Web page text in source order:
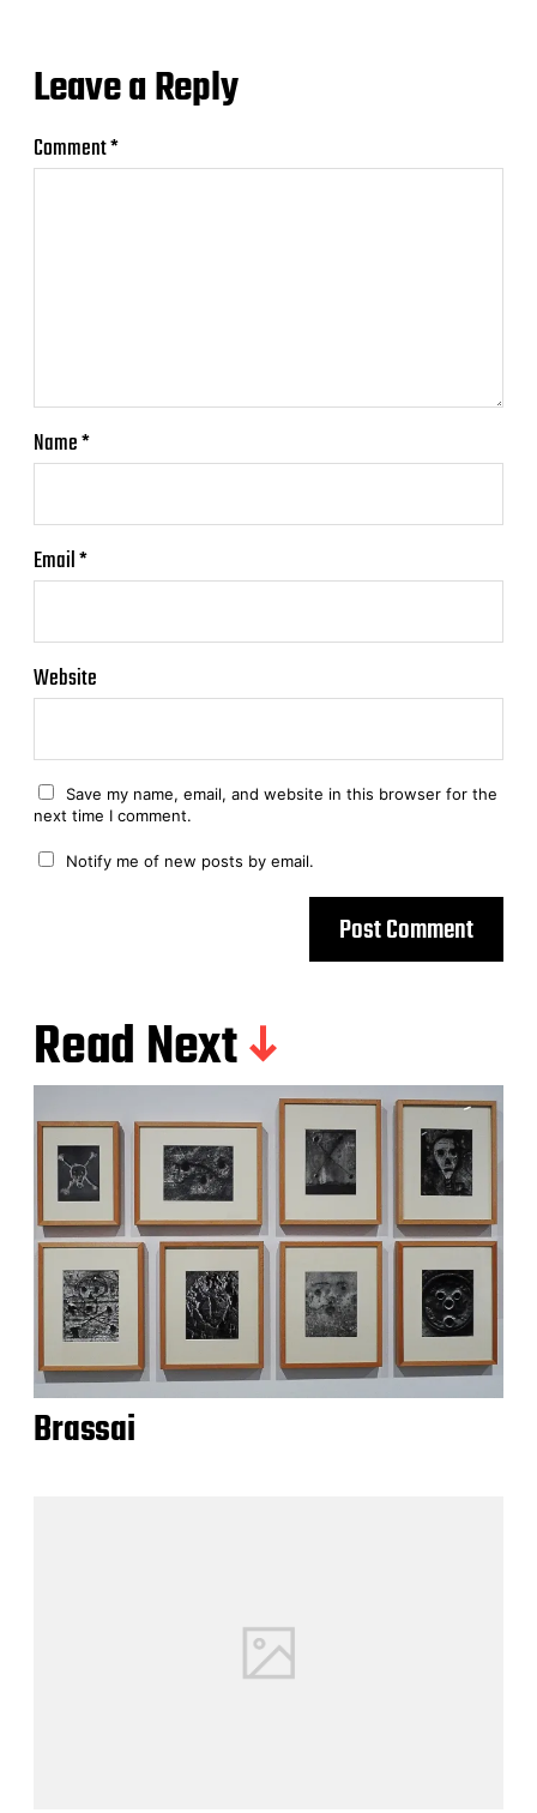
Leave a Reply
Comment*
Name*
Email*
Website
Save my name, email, and website in this browser for the
next time I comment.
Notify me of new posts by email.
Read Next
Brassai